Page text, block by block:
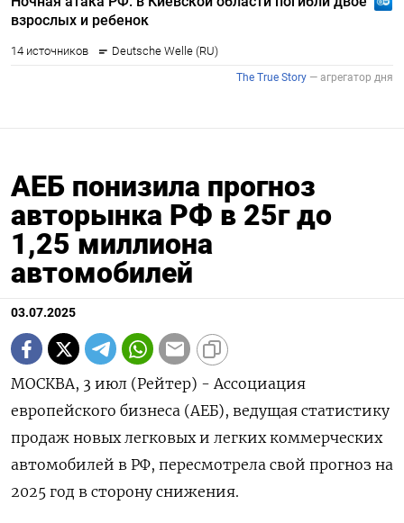
АЕБ понизила прогноз
авторынка РФ в 25г до
1,25 миллиона
автомобилей
03.07.2025
МОСКВА, 3 июл (Рейтер) - Ассоциация
европейского бизнеса (АЕБ), ведущая статистику
продаж новых легковых и легких коммерческих
автомобилей в РФ, пересмотрела свой прогноз на
2025 год в сторону снижения.